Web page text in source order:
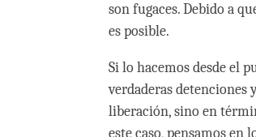
son fugaces. Debido a
es posible.
Si lo hacemos desde el
verdaderas detenciones
liberación, sino en
este caso, pensamos